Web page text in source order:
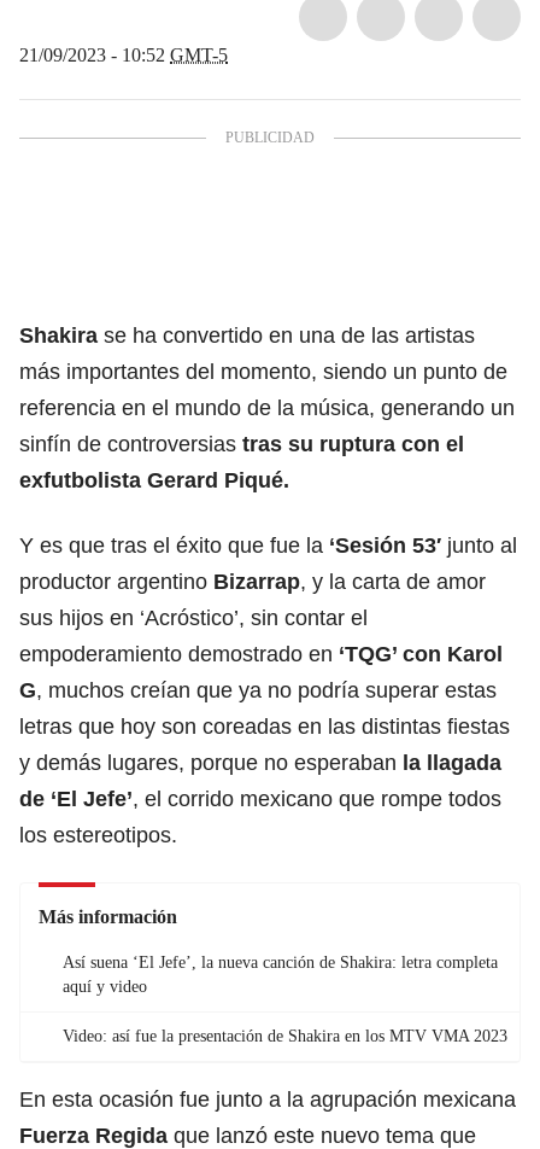
21/09/2023 - 10:52 GMT-5
Shakira se ha convertido en una de las artistas
más importantes del momento, siendo un punto de
referencia en el mundo de la música, generando un
sinfín de controversias tras su ruptura con el
exfutbolista Gerard Piqué.
Y es que tras el éxito que fue la ‘Sesión 53′ junto al
productor argentino Bizarrap, y la carta de amor
sus hijos en ‘Acróstico’, sin contar el
empoderamiento demostrado en ‘TQG’ con Karol
G, muchos creían que ya no podría superar estas
letras que hoy son coreadas en las distintas fiestas
y demás lugares, porque no esperaban la llagada
de ‘El Jefe’, el corrido mexicano que rompe todos
los estereotipos.
Más información
Así suena ‘El Jefe’, la nueva canción de Shakira: letra completa
aquí y video
Video: así fue la presentación de Shakira en los MTV VMA 2023
En esta ocasión fue junto a la agrupación mexicana
Fuerza Regida que lanzó este nuevo tema que